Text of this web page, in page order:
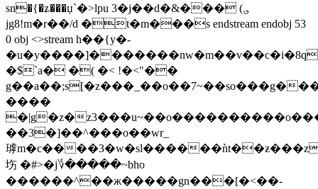
sn�{�ʑ���џ`�>lpu 3�j��d�&��� (؈
jg8!m�r��/d �t�m���s endstream endobj 53
0 obj <>stream h��{y�-
�$`a� �( �< !�<"��
g��a��;s[�z���_��o��7~��so���g�
����
�|g�z�
��3�]��^���o��wr_
㻯m�c����3�w�sl����
㘯 �#>�j؇�����~bho
������^��ж�����gn���[�<��-